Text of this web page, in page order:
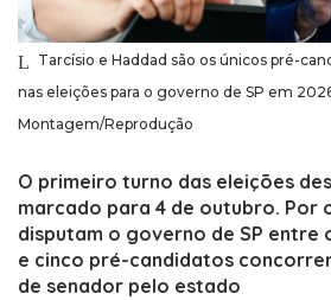
Tarcísio e Haddad são os únicos pré-
nas eleições para o governo de SP em
Montagem/Reprodução
O primeiro turno das eleições
marcado para 4 de outubro. Por
disputam o governo de SP entre
e cinco pré-candidatos
de senador pelo estado